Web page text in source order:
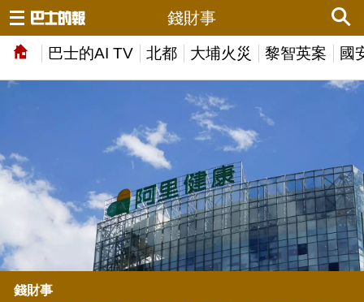
巴士的AI TV 北都 大埔火災 黎智英案 國
錢財事
錢財事